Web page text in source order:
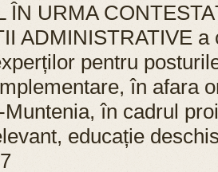
ÎN URMA
ADMINISTRATIVE
pentru
în afara
în cadrul
educație